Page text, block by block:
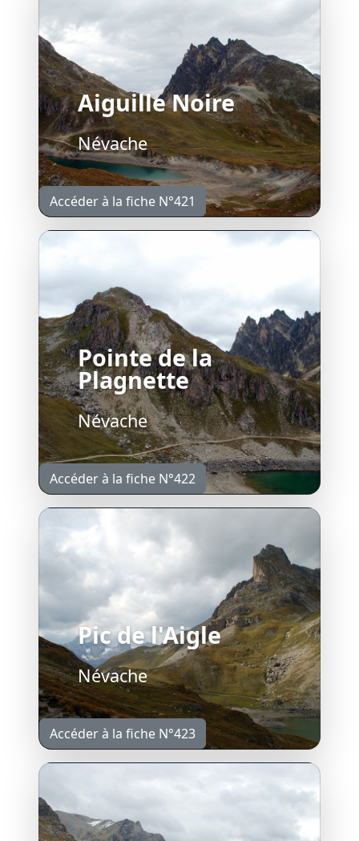
Aiguille Noire
Névache
Accéder à la fiche N°421
Pointe de la
Plagnette
Névache
Accéder à la fiche N°422
Pic de l'Aigle
Névache
Accéder à la fiche N°423